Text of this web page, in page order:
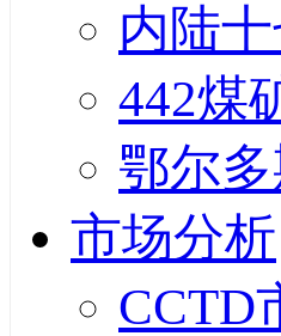
内陆
442煤
鄂尔
市场分析
CCTD